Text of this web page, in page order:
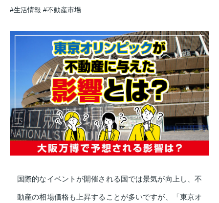
#生活情報 #不動産市場
国際的なイベントが開催される国では景気が向上し、不
動産の相場価格も上昇することが多いですが、「東京オ